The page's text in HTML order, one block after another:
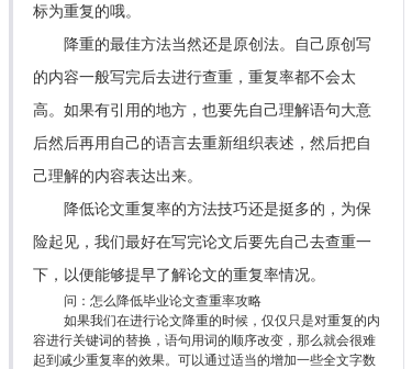
标为重复的哦。
降重的最佳方法当然还是原创法。自己原创写
的内容一般写完后去进行查重，重复率都不会太
高。如果有引用的地方，也要先自己理解语句大意
后然后再用自己的语言去重新组织表述，然后把自
己理解的内容表达出来。
降低论文重复率的方法技巧还是挺多的，为保
险起见，我们最好在写完论文后要先自己去查重一
下，以便能够提早了解论文的重复率情况。
问：怎么降低毕业论文查重率攻略
如果我们在进行论文降重的时候，仅仅只是对重复的内
容进行关键词的替换，语句用词的顺序改变，那么就会很难
起到减少重复率的效果。可以通过适当的增加一些全文字数